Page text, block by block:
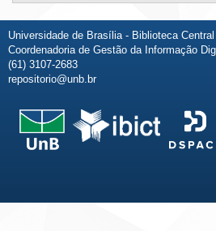
Universidade de Brasília - Biblioteca Central
Coordenadoria de Gestão da Informação
(61) 3107-2683
repositorio@unb.br